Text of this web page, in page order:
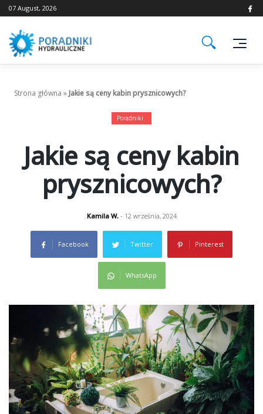
Skip
to
07 August, 2026
Strona główna »Jakie są ceny kabin prysznicowych?
Poradniki
Jakie są ceny kabin
prysznicowych?
Kamila W.- 12 września, 2024
Facebook Twitter Pinterest
WhatsApp